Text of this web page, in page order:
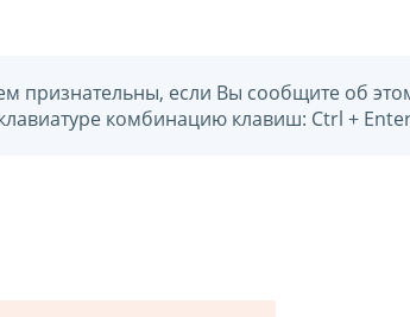
признательны, если Вы сообщите об
комбинацию клавиш: Ctrl +